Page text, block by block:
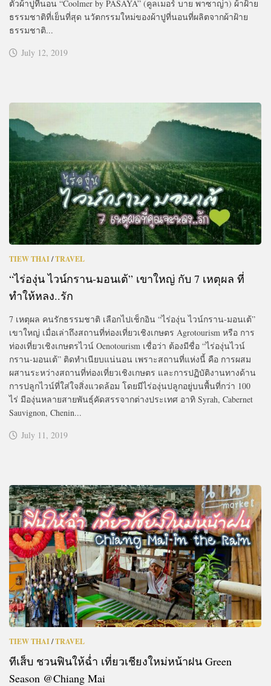
ตัวผ้าปูที่นอน “Coolmer by PASAYA” (คูลเมอร์ บาย พาซาญ่า) ผ้าฝ้าย
ธรรมชาติที่เย็นที่สุด นวัตกรรมใหม่ของผ้าปูที่นอนที่ผลิตจากผ้าฝ้าย
ธรรมชาติ...
July 12, 2019
TIEW THAI/TRAVEL
“ไร่องุ่น ไวน์กราน-มอนเต้” เขาใหญ่ กับ 7 เหตุผล ที่
ทำให้หลง..รัก
7 เหตุผล คนรักธรรมชาติ เลือกไปเช็กอิน “ไร่องุ่น ไวน์กราน-มอนเต้”
เขาใหญ่ เมื่อเล่าถึงสถานที่ท่องเที่ยวเชิงเกษตร Agrotourism หรือ การ
ท่องเที่ยวเชิงเกษตรไวน์ Oenotourism เชื่อว่า ต้องมีชื่อ “ไร่องุ่นไวน์
กราน-มอนเต้” ติดทำเนียบแน่นอน เพราะสถานที่แห่งนี้ คือ การผสม
ผสานระหว่างสถานที่ท่องเที่ยวเชิงเกษตร และการปฏิบัติงานทางด้าน
การปลูกไวน์ที่ใส่ใจสิ่งแวดล้อม โดยมีไร่องุ่นปลูกอยู่บนพื้นที่กว่า 100
ไร่ มีองุ่นหลายสายพันธุ์คัดสรรจากต่างประเทศ อาทิ Syrah, Cabernet
Sauvignon, Chenin...
July 11, 2019
TIEW THAI/TRAVEL
ทีเส็บ ชวนฟินให้ฉ่ำ เที่ยวเชียงใหม่หน้าฝน Green
Season @Chiang Mai